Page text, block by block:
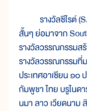
รางวัลซีไรต์
สั้นๆ ย่อมาจาก
รางวัลวรรณกรรมส
รางวัลวรรณกรรมที่
ประเทศอาเซียน ๑๐
กัมพูชา ไทย บรูไนด
นมา ลาว เวียดนาม